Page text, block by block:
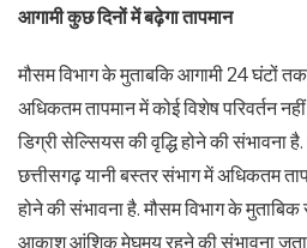
आगामी कुछ दिनों में बढ़ेगा तापमान
मौसम विभाग के मुताबकि आगामी 24 घंटों
अधिकतम तापमान में कोई विशेष परिवर्तन
डिग्री सेल्सियस की वृद्धि होने की संभावना
छत्तीसगढ़ यानी बस्तर संभाग में अधिकतम
होने की संभावना है. मौसम विभाग के मुताबिक
आकाश आंशिक मेघमय रहने की संभावना